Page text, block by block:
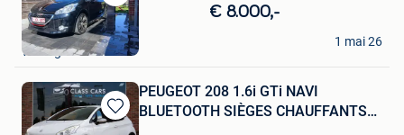
Sauvegarder
dans
Mes
Favoris
€ 8.000,-
Tompieters
Wevelgem
1 mai 26
Sauvegarder
PEUGEOT 208 1.6i GTi NAVI
BLUETOOTH SIÈGES CHAUFFANTS